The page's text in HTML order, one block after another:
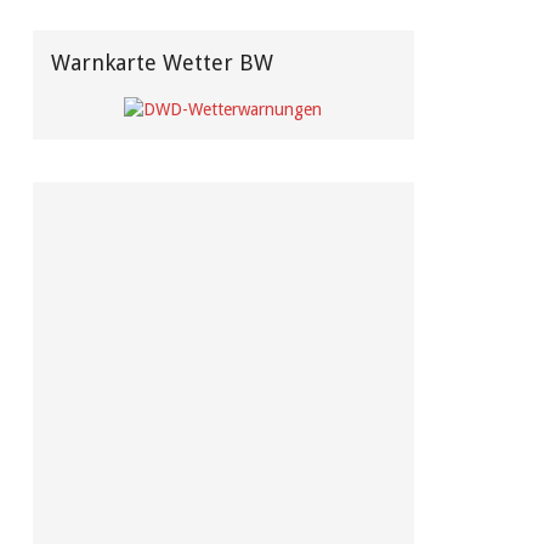
Warnkarte Wetter BW